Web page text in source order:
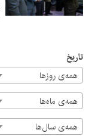
تاریخ
همه‌ی روزها
همه‌ی ماه‌ها
همه‌ی سال‌ها